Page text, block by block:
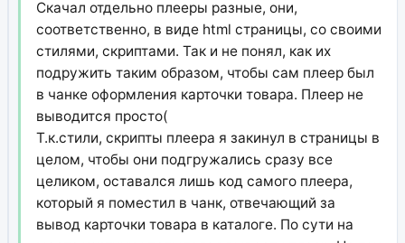
Скачал отдельно плееры разные, они,
соответственно, в виде html страницы, со своими
стилями, скриптами. Так и не понял, как их
подружить таким образом, чтобы сам плеер был
в чанке оформления карточки товара. Плеер не
выводится просто(
Т.к.стили, скрипты плеера я закинул в страницы в
целом, чтобы они подгружались сразу все
целиком, оставался лишь код самого плеера,
который я поместил в чанк, отвечающий за
вывод карточки товара в каталоге. По сути на